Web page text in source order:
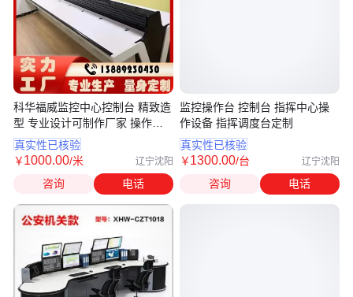
科华福威监控中心控制台 精致造
型 专业设计可制作厂家 操作台
电脑桌
真实性已核验
￥1000.00/米 辽宁沈阳
咨询 电话
监控操作台 控制台 指挥中心操
作设备 指挥调度台定制
真实性已核验
￥1300.00/台 辽宁沈阳
咨询 电话